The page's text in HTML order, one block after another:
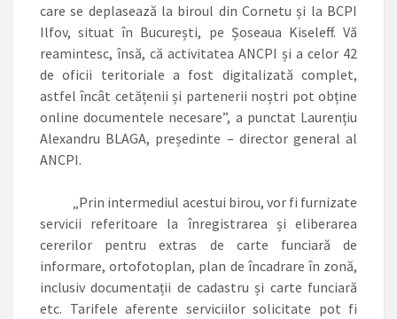
care se deplasează la biroul din Cornetu și la BCPI
Ilfov, situat în București, pe Șoseaua Kiseleff. Vă
reamintesc, însă, că activitatea ANCPI și a celor 42
de oficii teritoriale a fost digitalizată complet,
astfel încât cetățenii și partenerii noștri pot obține
online documentele necesare”, a punctat Laurențiu
Alexandru BLAGA, președinte – director general al
ANCPI.
„Prin intermediul acestui birou, vor fi furnizate
servicii referitoare la înregistrarea și eliberarea
cererilor pentru extras de carte funciară de
informare, ortofotoplan, plan de încadrare în zonă,
inclusiv documentații de cadastru și carte funciară
etc. Tarifele aferente serviciilor solicitate pot fi